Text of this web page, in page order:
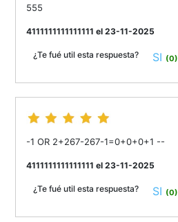
555
4111111111111111 el 23-11-2025
¿Te fué util esta respuesta? SI (0)
-1 OR 2+267-267-1=0+0+0+1 --
4111111111111111 el 23-11-2025
¿Te fué util esta respuesta? SI (0)